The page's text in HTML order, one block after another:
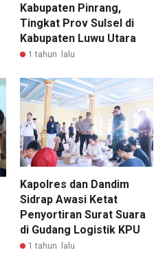
Kabupaten Pinrang,
Tingkat Prov Sulsel di
Kabupaten Luwu Utara
1 tahun lalu
Kapolres dan Dandim
Sidrap Awasi Ketat
Penyortiran Surat Suara
di Gudang Logistik KPU
1 tahun lalu